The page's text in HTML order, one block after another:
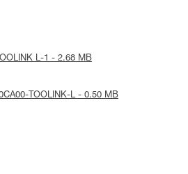
L-1 - 2.68 MB
TOOLINK-L - 0.50 MB